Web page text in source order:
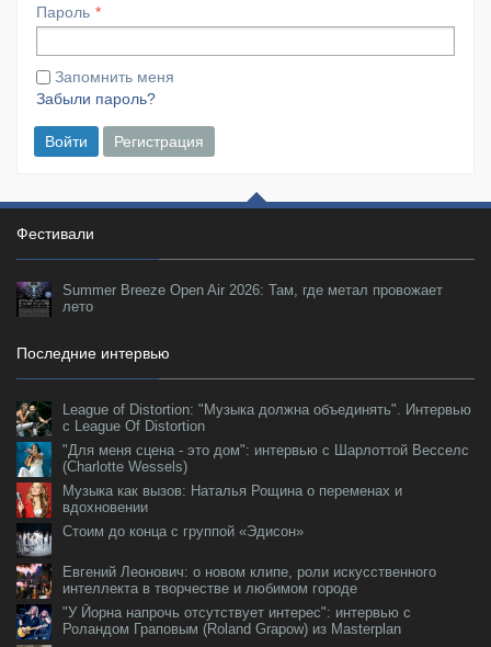
Пароль
Запомнить меня
Забыли пароль?
Войти Регистрация
Фестивали
Summer Breeze Open Air 2026: Там, где метал провожает
лето
Последние интервью
League of Distortion: "Музыка должна объединять". Интервью
с League Of Distortion
"Для меня сцена - это дом": интервью с Шарлоттой Весселс
(Charlotte Wessels)
Музыка как вызов: Наталья Рощина о переменах и
вдохновении
Стоим до конца с группой «Эдисон»
Евгений Леонович: о новом клипе, роли искусственного
интеллекта в творчестве и любимом городе
"У Йорна напрочь отсутствует интерес": интервью с
Роландом Граповым (Roland Grapow) из Masterplan